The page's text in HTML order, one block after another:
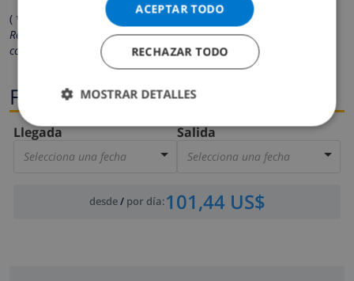
( * Los campos marcados con un asterisco son obligatorios )
Respetamos su privacidad. Sus datos personales no serán
compartidos con ninguna otra persona o empresa.
Fechas
Llegada
Selecciona una fecha
Salida
Selecciona una fecha
desde/ por día:101,44 US$
ACEPTAR TODO
RECHAZAR TODO
MOSTRAR DETALLES